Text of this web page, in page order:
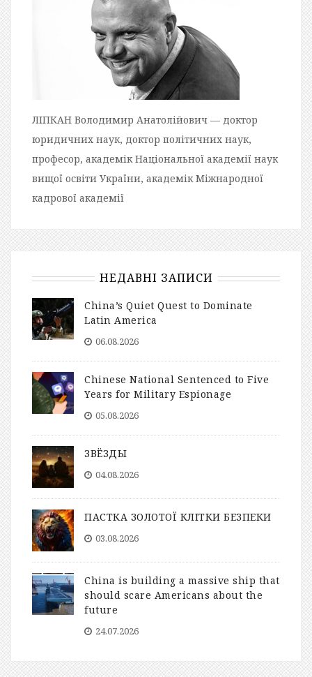
ЛІПКАН Володимир Анатолійович — доктор
юридичних наук, доктор політичних наук,
професор, академік Національної академії наук
вищої освіти України, академік Міжнародної
кадрової академії
НЕДАВНІ ЗАПИСИ
China’s Quiet Quest to Dominate
Latin America
06.08.2026
Chinese National Sentenced to Five
Years for Military Espionage
05.08.2026
ЗВЁЗДЫ
04.08.2026
ПАСТКА ЗОЛОТОЇ КЛІТКИ БЕЗПЕКИ
03.08.2026
China is building a massive ship that
should scare Americans about the
future
24.07.2026